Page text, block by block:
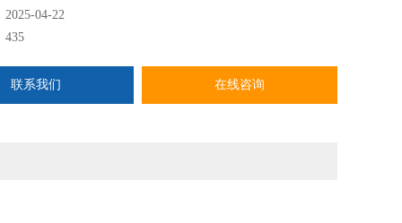
2025-04-22
435
联系我们 在线咨询